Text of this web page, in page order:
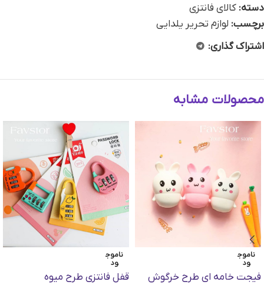
دسته: کالای فانتزی
برچسب: لوازم تحریر یلدایی
اشتراک گذاری:
محصولات مشابه
ناموج
ود
فیجت خامه ای طرح خرگوش
ناموج
ود
قفل فانتزی طرح میوه